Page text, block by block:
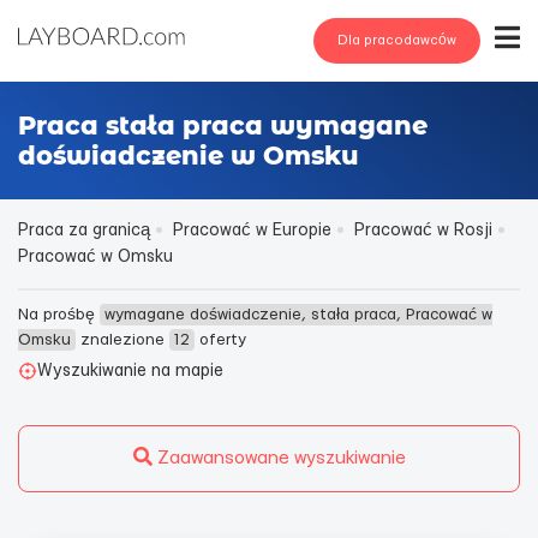
Dla pracodawców
Praca stała praca wymagane
doświadczenie w Omsku
Praca za granicą Pracować w Europie
Pracować w Rosji
Pracować w Omsku
Na prośbę wymagane doświadczenie, stała praca, Pracować w
Omsku
znalezione 12
oferty
Wyszukiwanie na mapie
Zaawansowane wyszukiwanie